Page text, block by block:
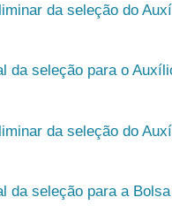
da seleção do
da seleção para o
da seleção do
da seleção para a